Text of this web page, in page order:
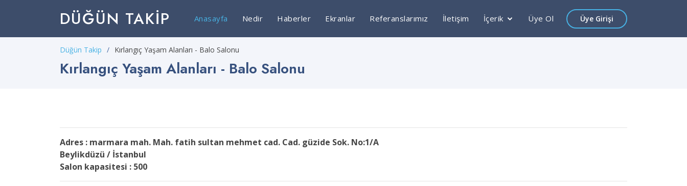
DÜĞÜN TAKIP Anasayfa Nedir Haberler Ekranlar Referanslarımız İletişim İçerik Üye Ol Üye Girişi
Düğün Takip Kırlangıç Yaşam Alanları - Balo Salonu
Kırlangıç Yaşam Alanları - Balo Salonu
Adres : marmara mah. Mah. fatih sultan mehmet cad. Cad. güzide Sok. No:1/A
Beylikdüzü / İstanbul
Salon kapasitesi : 500